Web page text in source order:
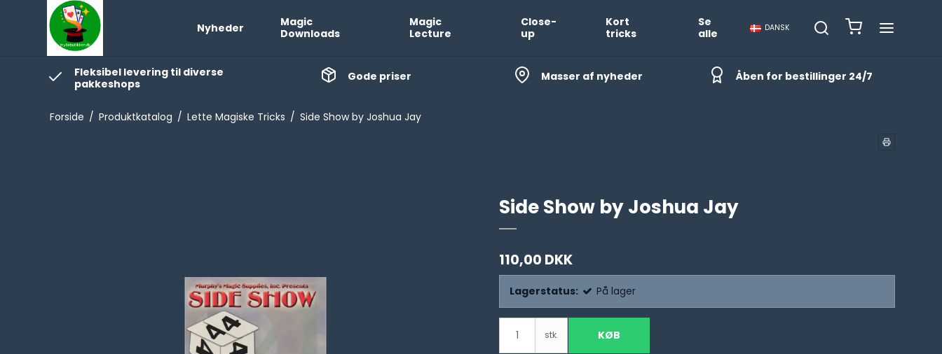
Nyheder
Magic
Downloads
Magic
Lecture
Close-
up
Kort
tricks
Se
alle
DANSK
Fleksibel levering til diverse
pakkeshops
Gode priser Masser af nyheder Åben for bestillinger 24/7
Forside / Produktkatalog / Lette Magiske Tricks / Side Show by Joshua Jay
Side Show by Joshua Jay
110,00 DKK
Lagerstatus: På lager
stk. KØB